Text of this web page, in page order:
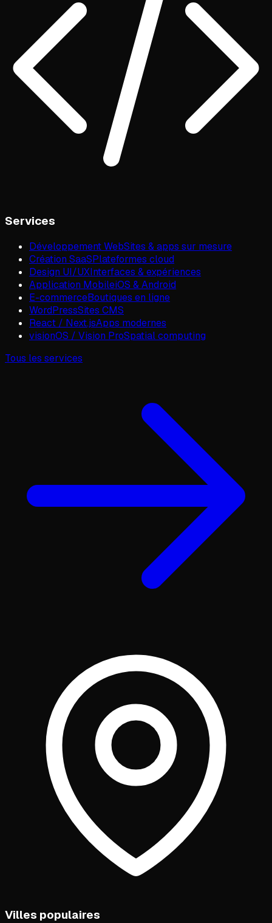
Services
Développement WebSites & apps sur mesure
Création SaaSPlateformes cloud
Design UI/UXInterfaces & expériences
Application MobileiOS & Android
E-commerceBoutiques en ligne
WordPressSites CMS
React / Next.jsApps modernes
visionOS / Vision ProSpatial computing
Tous les services
Villes populaires